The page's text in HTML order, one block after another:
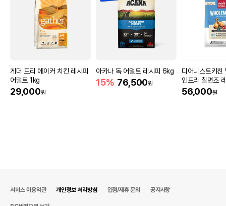
게더 프리 에이커 치킨 레시피
어덜트 1kg
29,000원
아카나 독 어덜트 레시피 6kg
15% 76,500원
디어니스트키친
인프리 칠면조
56,000원
서비스 이용약관 개인정보 처리방침 입점/제휴 문의 공지사항